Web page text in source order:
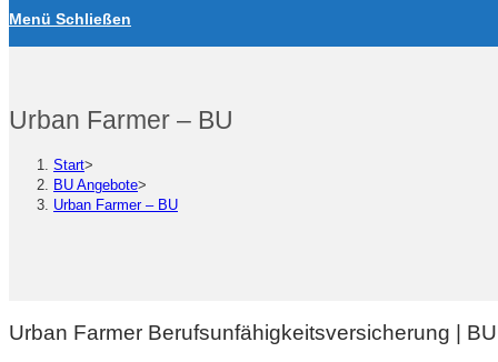
Menü Schließen
Urban Farmer – BU
Start>
BU Angebote>
Urban Farmer – BU
Urban Farmer Berufsunfähigkeitsversicherung |